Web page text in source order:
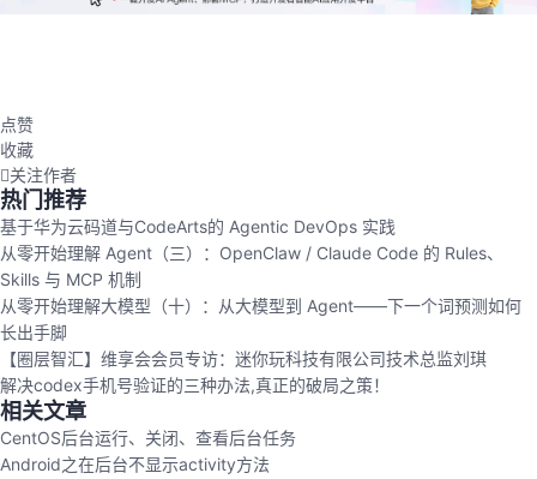
点赞
收藏
关注作者
热门推荐
基于华为云码道与CodeArts的 Agentic DevOps 实践
从零开始理解 Agent（三）：OpenClaw / Claude Code 的 Rules、
Skills 与 MCP 机制
从零开始理解大模型（十）：从大模型到 Agent——下一个词预测如何
长出手脚
【圈层智汇】维享会会员专访：迷你玩科技有限公司技术总监刘琪
解决codex手机号验证的三种办法,真正的破局之策！
相关文章
CentOS后台运行、关闭、查看后台任务
Android之在后台不显示activity方法